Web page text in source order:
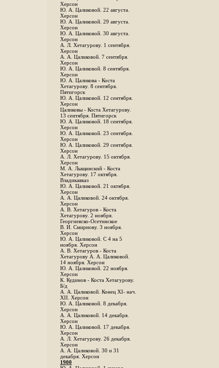
Херсон
Ю. А. Цаликовой. 22 августа.
Херсон
Ю. А. Цаликовой. 29 августа.
Херсон
Ю. А. Цаликовой. 30 августа.
Херсон
А. Л. Хетагурову. 1 сентября.
Херсон
А. А. Цаликовой. 7 сентября.
Херсон
Ю. А. Цаликовой. 8 сентября.
Херсон
Ю. А. Цаликова - Коста
Хетагурову. 8 сентября.
Пятигорск
Ю. А. Цаликовой. 12 сентября.
Херсон
Цаликовы - Коста Хетагурову.
13 сентября. Пятигорск
Ю. А. Цаликовой. 18 сентября.
Херсон
Ю. А. Цаликовой. 23 сентября.
Херсон
Ю. А. Цаликовой. 29 сентября.
Херсон
А. Л. Хетагурову. 15 октября.
Херсон
М. А. Лыщинский - Коста
Хетагурову. 17 октября.
Владикавказ
Ю. А. Цаликовой. 21 октября.
Херсон
А. А. Цаликовой. 24 октября.
Херсон
A. В. Хетагуров - Коста
Хетагурову. 2 ноября.
Георгиевско-Осетинское
B. И. Смирнову. 3 ноября.
Херсон
Ю. А. Цаликовой. С 4 на 5
ноября. Херсон
А. В. Хетагуров - Коста
Хетагурову А. А. Цаликовой.
14 ноября. Херсон
Ю. А. Цаликовой. 22 ноября.
Херсон
К. Кудинов - Коста Хетагурову.
Б/д
А. А. Цаликовой. Конец XI- нач.
XII. Херсон
Ю. А. Цаликовой. 8 декабря.
Херсон
А. А. Цаликовой. 14 декабря.
Херсон
Ю. А. Цаликовой. 17 декабря.
Херсон
А. Л. Хетагурову. 26 декабря.
Херсон
А. А. Цаликовой. 30 и 31
декабря. Херсон
1900